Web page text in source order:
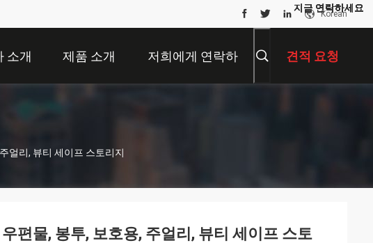
Korean
소개 제품 소개 저희에게 연락하 견적 요청
얼리, 뷰티 세이프 스토리지
편물, 봉투, 보호용, 주얼리, 뷰티 세이프 스토
지금 연락하세요
지금 연락하세요
지금 연락하세요
지금 연락하세요
지금 연락하세요
지금 연락하세요
지금 연락하세요
지금 연락하세요
지금 연락하세요
지금 연락하세요